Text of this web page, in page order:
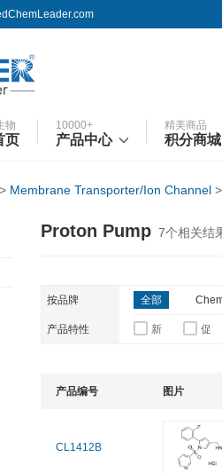
物
页
10000+
产品中心
精美商品
积分商城
> Membrane Transporter/Ion Channel
Proton Pump 7个相关结
按品牌 全部
产品特性 新 促
产品编号 图片
CL1412B